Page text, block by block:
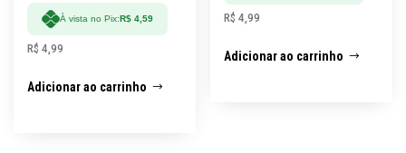
À vista no Pix:R$ 4,59
R$ 4,99
Adicionar ao carrinho
R$ 4,99
Adicionar ao carrinho